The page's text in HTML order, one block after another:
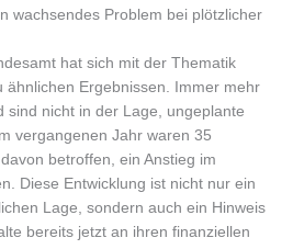
wachsendes Problem bei plötzlicher
hat sich mit der Thematik
ähnlichen Ergebnissen. Immer mehr
sind nicht in der Lage, ungeplante
vergangenen Jahr waren 35
betroffen, ein Anstieg im
Diese Entwicklung ist nicht nur ein
Lage, sondern auch ein Hinweis
bereits jetzt an ihren finanziellen